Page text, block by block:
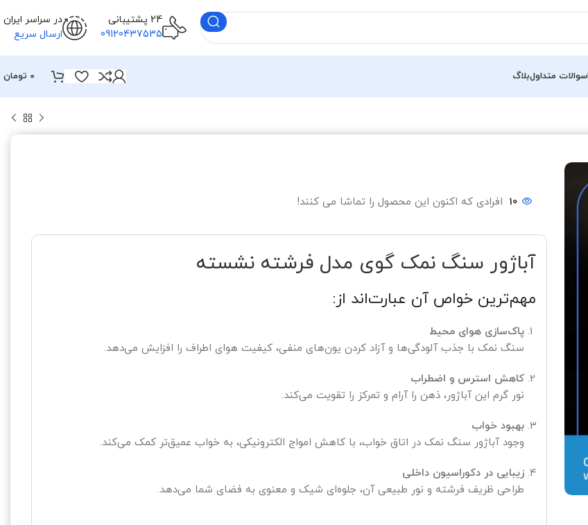
24 پشتیبانی
09120437535
در سراسر ایران
ارسال سریع
سوالات متداولبلاگ 0 تومان
10 افرادی که اکنون این محصول را تماشا می کنند!
آباژور سنگ نمک گوی مدل فرشته نشسته
مهم‌ترین خواص آن عبارت‌اند از:
پاک‌سازی هوای محیط
سنگ نمک با جذب آلودگی‌ها و آزاد کردن یون‌های منفی، کیفیت هوای اطراف را افزایش می‌دهد.
کاهش استرس و اضطراب
نور گرم این آباژور، ذهن را آرام و تمرکز را تقویت می‌کند.
بهبود خواب
وجود آباژور سنگ نمک در اتاق خواب، با کاهش امواج الکترونیکی، به خواب عمیق‌تر کمک می‌کند.
زیبایی در دکوراسیون داخلی
طراحی ظریف فرشته و نور طبیعی آن، جلوه‌ای شیک و معنوی به فضای شما می‌دهد.